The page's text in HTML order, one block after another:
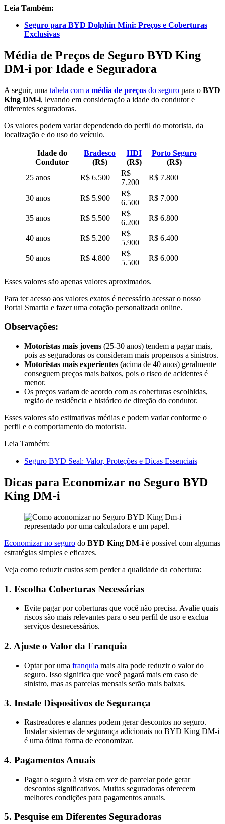
Leia Também:
Seguro para BYD Dolphin Mini: Preços e Coberturas
Exclusivas
Média de Preços de Seguro BYD King
DM-i por Idade e Seguradora
A seguir, uma tabela com a média de preços do seguro para o BYD
King DM-i, levando em consideração a idade do condutor e
diferentes seguradoras.
Os valores podem variar dependendo do perfil do motorista, da
localização e do uso do veículo.
Idade do
Condutor
Bradesco
(R$)
HDI
(R$)
Porto Seguro
(R$)
25 anos
R$ 6.500
R$
7.200
R$ 7.800
30 anos R$ 5.900
R$
6.500
R$ 7.000
35 anos R$ 5.500
R$
6.200
R$ 6.800
40 anos R$ 5.200
R$
5.900
R$ 6.400
50 anos R$ 4.800
R$
5.500
R$ 6.000
Esses valores são apenas valores aproximados.
Para ter acesso aos valores exatos é necessário acessar o nosso
Portal Smartia e fazer uma cotação personalizada online.
Observações:
Motoristas mais jovens (25-30 anos) tendem a pagar mais,
pois as seguradoras os consideram mais propensos a sinistros.
Motoristas mais experientes (acima de 40 anos) geralmente
conseguem preços mais baixos, pois o risco de acidentes é
menor.
Os preços variam de acordo com as coberturas escolhidas,
região de residência e histórico de direção do condutor.
Esses valores são estimativas médias e podem variar conforme o
perfil e o comportamento do motorista.
Leia Também:
Seguro BYD Seal: Valor, Proteções e Dicas Essenciais
Dicas para Economizar no Seguro BYD
King DM-i
Economizar no seguro do BYD King DM-i é possível com algumas
estratégias simples e eficazes.
Veja como reduzir custos sem perder a qualidade da cobertura:
1. Escolha Coberturas Necessárias
Evite pagar por coberturas que você não precisa. Avalie quais
riscos são mais relevantes para o seu perfil de uso e exclua
serviços desnecessários.
2. Ajuste o Valor da Franquia
Optar por uma franquia mais alta pode reduzir o valor do
seguro. Isso significa que você pagará mais em caso de
sinistro, mas as parcelas mensais serão mais baixas​.
3. Instale Dispositivos de Segurança
Rastreadores e alarmes podem gerar descontos no seguro.
Instalar sistemas de segurança adicionais no BYD King DM-i
é uma ótima forma de economizar​.
4. Pagamentos Anuais
Pagar o seguro à vista em vez de parcelar pode gerar
descontos significativos. Muitas seguradoras oferecem
melhores condições para pagamentos anuais​.
5. Pesquise em Diferentes Seguradoras